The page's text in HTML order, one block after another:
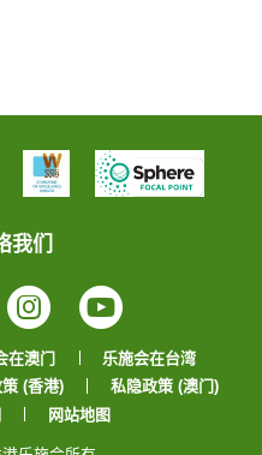
我们
Instagram
YouTube
在澳门
乐施会在台湾
(香港)
私隐政策 (澳门)
网站地图